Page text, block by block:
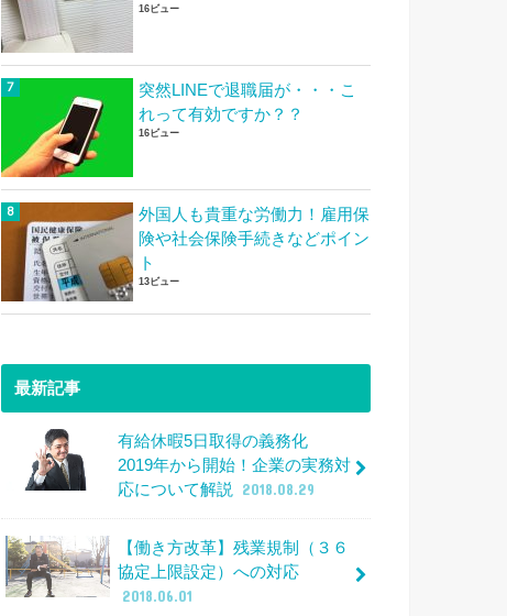
16ビュー
突然LINEで退職届が・・・こ
れって有効ですか？？
16ビュー
外国人も貴重な労働力！雇用保
険や社会保険手続きなどポイン
ト
13ビュー
最新記事
有給休暇5日取得の義務化
2019年から開始！企業の実務対
応について解説
2018.08.29
【働き方改革】残業規制（３６
協定上限設定）への対応
2018.06.01